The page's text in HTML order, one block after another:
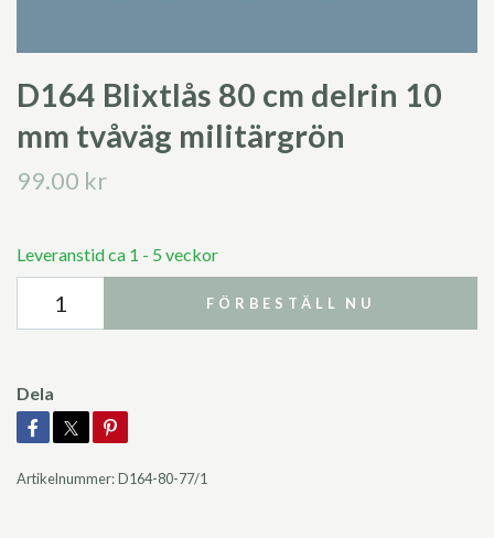
D164 Blixtlås 80 cm delrin 10
mm tvåväg militärgrön
99.00 kr
Leveranstid ca 1 - 5 veckor
FÖRBESTÄLL NU
Dela
Artikelnummer:D164-80-77/1